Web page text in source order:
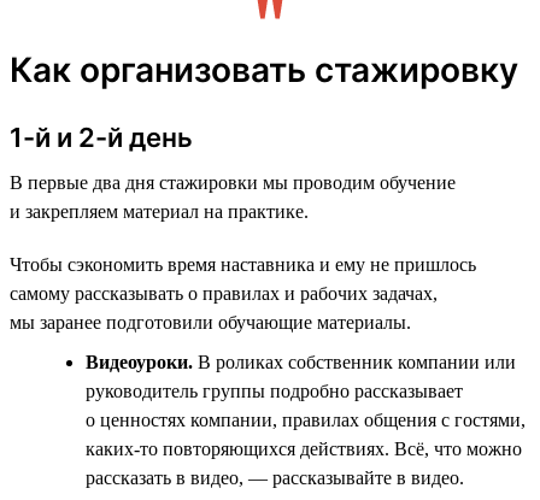
Как организовать стажировку
1-й и 2-й день
В первые два дня стажировки мы проводим обучение
и закрепляем материал на практике.
Чтобы сэкономить время наставника и ему не пришлось
самому рассказывать о правилах и рабочих задачах,
мы заранее подготовили обучающие материалы.
Видеоуроки. В роликах собственник компании или
руководитель группы подробно рассказывает
о ценностях компании, правилах общения с гостями,
каких-то повторяющихся действиях. Всё, что можно
рассказать в видео, — рассказывайте в видео.